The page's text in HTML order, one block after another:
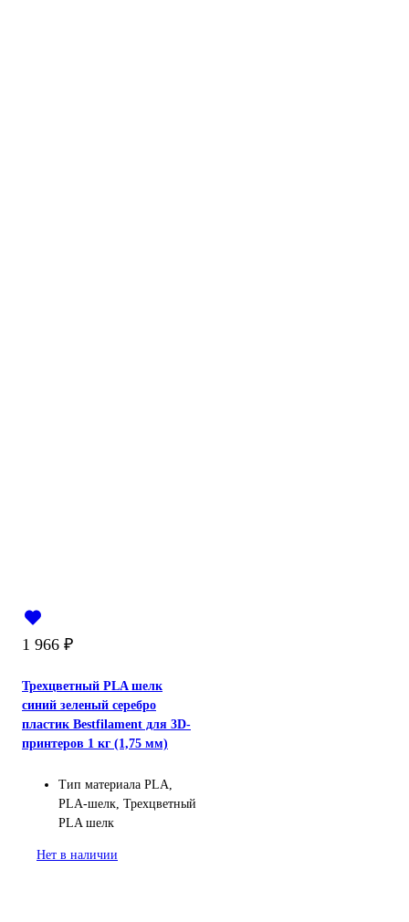
1 966 ₽
Трехцветный PLA шелк
синий зеленый серебро
пластик Bestfilament для 3D-
принтеров 1 кг (1,75 мм)
Тип материала PLA,
PLA-шелк, Трехцветный
PLA шелк
Нет в наличии